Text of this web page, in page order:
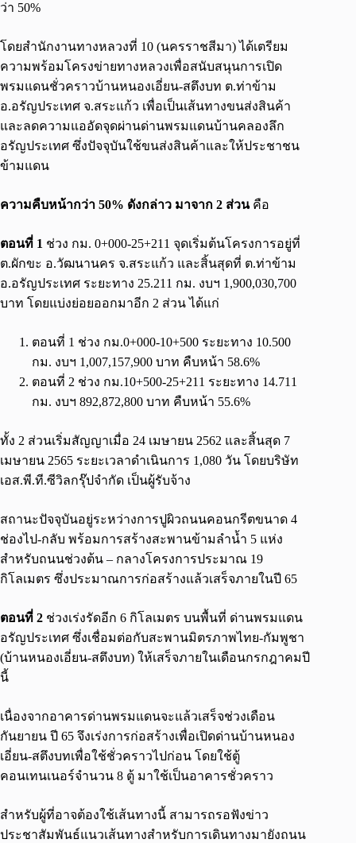
ว่า 50%
โดยสำนักงานทางหลวงที่ 10 (นครราชสีมา) ได้เตรียม
ความพร้อมโครงข่ายทางหลวงเพื่อสนับสนุนการเปิด
พรมแดนชั่วคราวบ้านหนองเอี่ยน-สตึงบท ต.ท่าข้าม
อ.อรัญประเทศ จ.สระแก้ว เพื่อเป็นเส้นทางขนส่งสินค้า
และลดความแออัดจุดผ่านด่านพรมแดนบ้านคลองลึก
อรัญประเทศ ซึ่งปัจจุบันใช้ขนส่งสินค้าและให้ประชาชน
ข้ามแดน
ความคืบหน้ากว่า 50% ดังกล่าว มาจาก 2 ส่วนคือ
ตอนที่ 1 ช่วง กม. 0+000-25+211 จุดเริ่มต้นโครงการอยู่ที่
ต.ผักขะ อ.วัฒนานคร จ.สระแก้ว และสิ้นสุดที่ ต.ท่าข้าม
อ.อรัญประเทศ ระยะทาง 25.211 กม. งบฯ 1,900,030,700
บาท โดยแบ่งย่อยออกมาอีก 2 ส่วน ได้แก่
ตอนที่ 1 ช่วง กม.0+000-10+500 ระยะทาง 10.500
กม. งบฯ 1,007,157,900 บาท คืบหน้า 58.6%
ตอนที่ 2 ช่วง กม.10+500-25+211 ระยะทาง 14.711
กม. งบฯ 892,872,800 บาท คืบหน้า 55.6%
ทั้ง 2 ส่วนเริ่มสัญญาเมื่อ 24 เมษายน 2562 และสิ้นสุด 7
เมษายน 2565 ระยะเวลาดำเนินการ 1,080 วัน โดยบริษัท
เอส.พี.ที.ซีวิลกรุ๊ปจำกัด เป็นผู้รับจ้าง
สถานะปัจจุบันอยู่ระหว่างการปูผิวถนนคอนกรีตขนาด 4
ช่องไป-กลับ พร้อมการสร้างสะพานข้ามลำน้ำ 5 แห่ง
สำหรับถนนช่วงต้น – กลางโครงการประมาณ 19
กิโลเมตร ซึ่งประมาณการก่อสร้างแล้วเสร็จภายในปี 65
ตอนที่ 2 ช่วงเร่งรัดอีก 6 กิโลเมตร บนพื้นที่ ด่านพรมแดน
อรัญประเทศ ซึ่งเชื่อมต่อกับสะพานมิตรภาพไทย-กัมพูชา
(บ้านหนองเอี่ยน-สตึงบท) ให้เสร็จภายในเดือนกรกฎาคมปี
นี้
เนื่องจากอาคารด่านพรมแดนจะแล้วเสร็จช่วงเดือน
กันยายน ปี 65 จึงเร่งการก่อสร้างเพื่อเปิดด่านบ้านหนอง
เอี่ยน-สตึงบทเพื่อใช้ชั่วคราวไปก่อน โดยใช้ตู้
คอนเทนเนอร์จำนวน 8 ตู้ มาใช้เป็นอาคารชั่วคราว
สำหรับผู้ที่อาจต้องใช้เส้นทางนี้ สามารถรอฟังข่าว
ประชาสัมพันธ์แนวเส้นทางสำหรับการเดินทางมายังถนน